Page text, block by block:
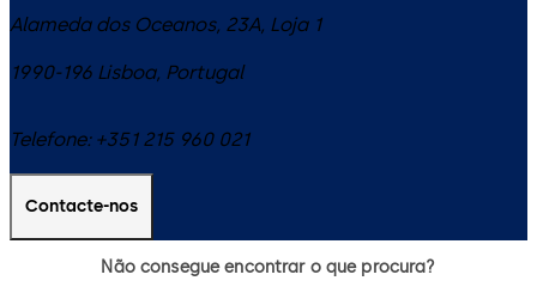
Alameda dos Oceanos, 23A, Loja 1
1990-196 Lisboa, Portugal
Telefone: +351 215 960 021
Contacte-nos
Não consegue encontrar o que procura?